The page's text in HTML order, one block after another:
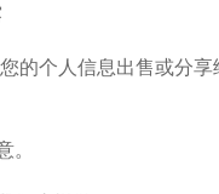
的个人信息出售或分享